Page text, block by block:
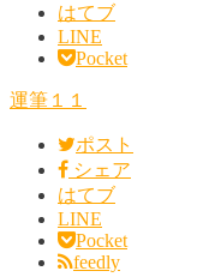
はてブ
LINE
Pocket
運筆１１
ポスト
シェア
はてブ
LINE
Pocket
feedly